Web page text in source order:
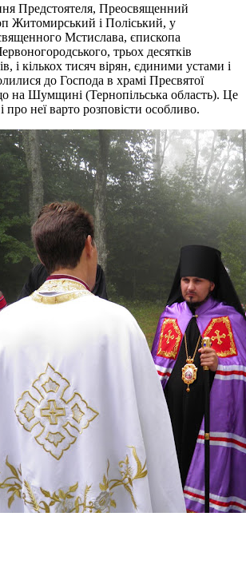
Предстоятеля, Преосвященний
Житомирський і Поліський, у
Мстислава, єпископа
трьох десятків
і кількох тисяч вірян, єдиними устами і
до Господа в храмі Пресвятої
на Шумщині (Тернопільська область). Це
про неї варто розповісти особливо.